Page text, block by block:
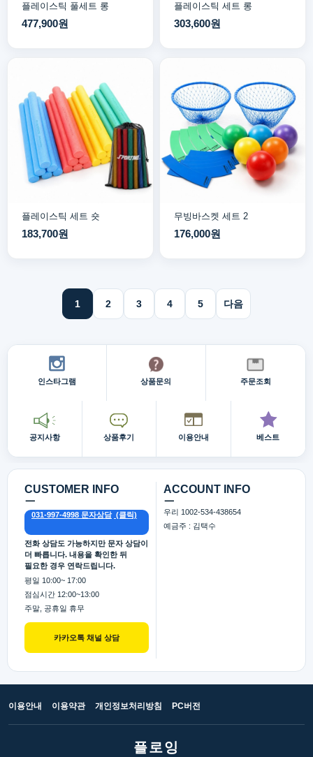
플레이스틱 풀세트 롱
477,900원
플레이스틱 세트 롱
303,600원
플레이스틱 세트 숏
183,700원
무빙바스켓 세트 2
176,000원
1 2 3 4 5 다음
인스타그램 상품문의 주문조회
공지사항 상품후기 이용안내 베스트
CUSTOMER INFO
카카오톡 채널 상담
ㅡ
031-997-4998 문자상담
전화 상담도 가능하지만 문자 상담이
더 빠릅니다. 내용을 확인한 뒤
필요한 경우 연락드립니다.
평일 10:00~ 17:00
점심시간 12:00~13:00
주말, 공휴일 휴무
ACCOUNT INFO
ㅡ
우리 1002-534-438654
예금주 : 김택수
이용안내 이용약관 개인정보처리방침 PC버전
플로잉